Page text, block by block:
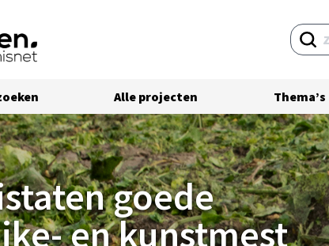
Alle projecten Thema’s
goede
en kunstmest